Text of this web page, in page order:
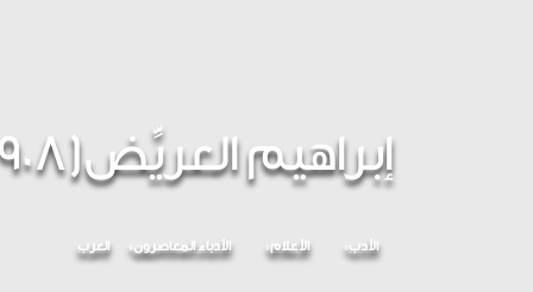
إبراهيم العريِّض(1908-...)
الأدب الأعلام الأدباء المعاصرون العرب